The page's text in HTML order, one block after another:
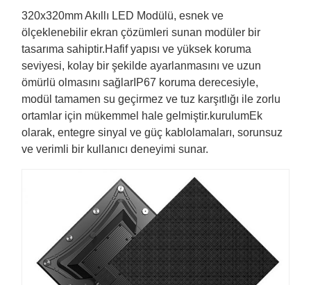
320x320mm Akıllı LED Modülü, esnek ve
ölçeklenebilir ekran çözümleri sunan modüler bir
tasarıma sahiptir.Hafif yapısı ve yüksek koruma
seviyesi, kolay bir şekilde ayarlanmasını ve uzun
ömürlü olmasını sağlarIP67 koruma derecesiyle,
modül tamamen su geçirmez ve tuz karşıtlığı ile zorlu
ortamlar için mükemmel hale gelmiştir.kurulumEk
olarak, entegre sinyal ve güç kablolamaları, sorunsuz
ve verimli bir kullanıcı deneyimi sunar.